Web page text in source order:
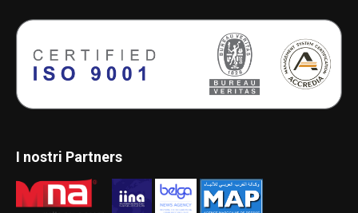
I nostri Partners